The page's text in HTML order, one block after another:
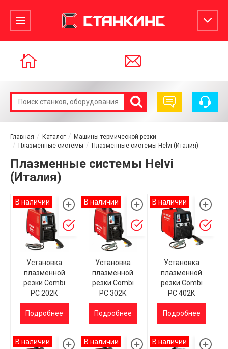
Главная Каталог
Машины термической резки
Плазменные системы
Плазменные системы Helvi (Италия)
Плазменные системы Helvi
(Италия)
В наличии
Установка
плазменной
резки Combi
PC 202К
Подробнее
В наличии
Установка
плазменной
резки Combi
PC 302K
Подробнее
В наличии
Установка
плазменной
резки Combi
PC 402K
Подробнее
В наличии В наличии В наличии